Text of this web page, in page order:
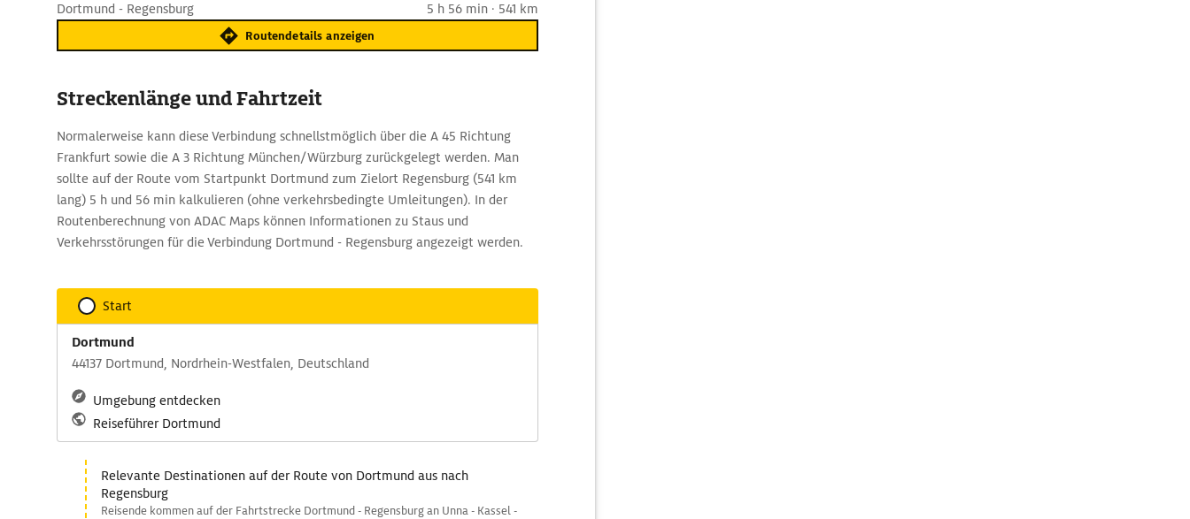
Dortmund - Regensburg 5 h 56 min · 541 km
Routendetails anzeigen
Streckenlänge und Fahrtzeit
Normalerweise kann diese Verbindung schnellstmöglich über die A 45 Richtung
Frankfurt sowie die A 3 Richtung München/Würzburg zurückgelegt werden. Man
sollte auf der Route vom Startpunkt Dortmund zum Zielort Regensburg (541 km
lang) 5 h und 56 min kalkulieren (ohne verkehrsbedingte Umleitungen). In der
Routenberechnung von ADAC Maps können Informationen zu Staus und
Verkehrsstörungen für die Verbindung Dortmund - Regensburg angezeigt werden.
Start
Dortmund
44137 Dortmund, Nordrhein-Westfalen, Deutschland
Umgebung entdecken
Reiseführer Dortmund
Relevante Destinationen auf der Route von Dortmund aus nach
Regensburg
Reisende kommen auf der Fahrtstrecke Dortmund - Regensburg an Unna - Kassel -